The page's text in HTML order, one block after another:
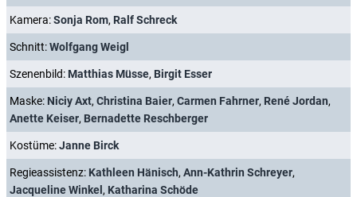
Kamera:Sonja Rom, Ralf Schreck
Schnitt:Wolfgang Weigl
Szenenbild: Matthias Müsse, Birgit Esser
Maske: Niciy Axt, Christina Baier, Carmen Fahrner, René Jordan,
Anette Keiser, Bernadette Reschberger
Kostüme:Janne Birck
Regieassistenz: Kathleen Hänisch, Ann-Kathrin Schreyer,
Jacqueline Winkel , Katharina Schöde